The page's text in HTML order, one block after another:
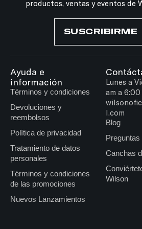
productos, ventas y eventos de
SUSCRIBIRME
Ayuda e
información
Términos y condiciones
Devoluciones y
reembolsos
Política de privacidad
Tratamiento de datos
personales
Términos y condiciones
de las promociones
Nuevos Lanzamientos
Lunes a
am a 6:00
l.com
Blog
Canchas
Wilson